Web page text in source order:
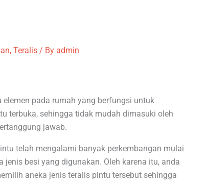
, Teralis/ By admin
elemen pada rumah yang berfungsi untuk
terbuka, sehingga tidak mudah dimasuki oleh
jawab.
telah mengalami banyak perkembangan mulai
besi yang digunakan. Oleh karena itu, anda
aneka jenis teralis pintu tersebut sehingga